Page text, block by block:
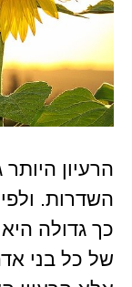
הרעיון
השדרות.
כך גדולה
של כל בני